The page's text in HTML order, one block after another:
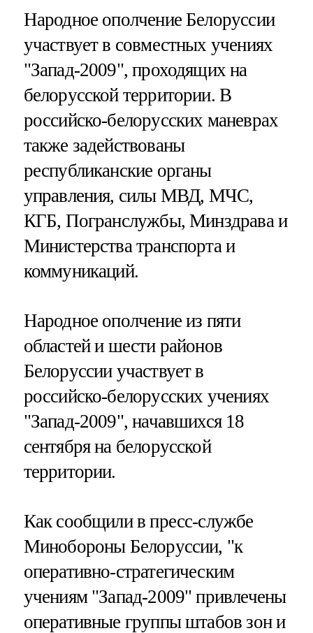
Народное ополчение Белоруссии
участвует в совместных учениях
"Запад-2009", проходящих на
белорусской территории. В
российско-белорусских маневрах
также задействованы
республиканские органы
управления, силы МВД, МЧС,
КГБ, Погранслужбы, Минздрава и
Министерства транспорта и
коммуникаций.
Народное ополчение из пяти
областей и шести районов
Белоруссии участвует в
российско-белорусских учениях
"Запад-2009", начавшихся 18
сентября на белорусской
территории.
Как сообщили в пресс-службе
Минобороны Белоруссии, "к
оперативно-стратегическим
учениям "Запад-2009" привлечены
оперативные группы штабов зон и